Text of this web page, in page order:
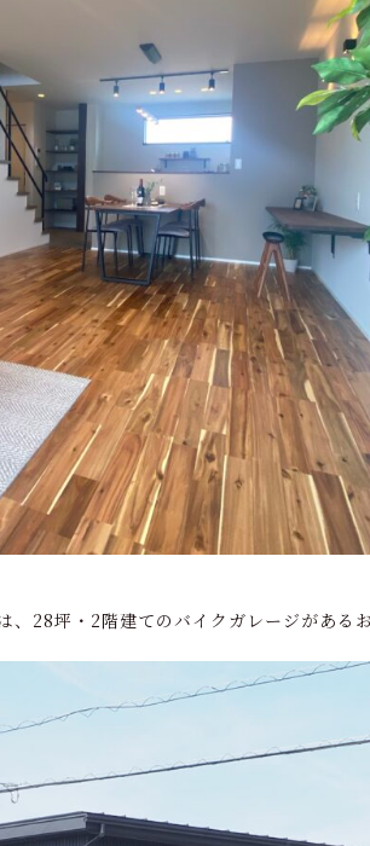
、28坪・2階建てのバイクガレージがある